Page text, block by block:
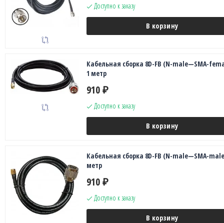
Доступно к заказу
В корзину
Кабельная сборка 8D-FB (N-male—SMA-
1 метр
910 ₽
Доступно к заказу
В корзину
Кабельная сборка 8D-FB (N-male—SMA-
метр
910 ₽
Доступно к заказу
В корзину